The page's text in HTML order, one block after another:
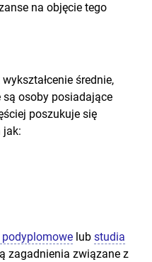
na objęcie tego
średnie,
są osoby posiadające
poszukuje się
jak:
lub studia
zagadnienia związane z